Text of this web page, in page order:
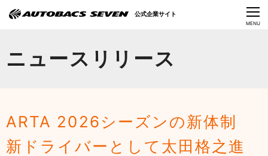
CLOSE
MENU
ニュースリリース
ARTA 2026シーズンの新体制
新ドライバーとして太田格之進
公式企業サイト
サステナビリティ
Language